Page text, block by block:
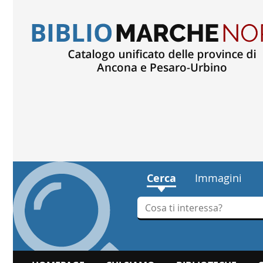
Cerca Immagini
Cerca su "Cerca"